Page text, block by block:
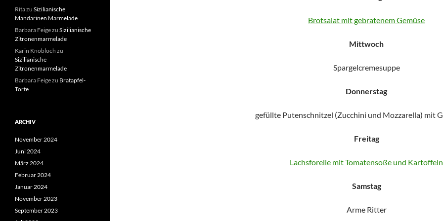
Brotsalat mit gebratenem Gemüse
Mittwoch
Spargelcremesuppe
Donnerstag
gefüllte Putenschnitzel (Zucchini und Mozzarella) mit
Freitag
Lachsforelle mit Tomatensoße und Kartoffeln
Samstag
Arme Ritter
Ritazu Sizilianische
Mandarinen Marmelade
Barbara Feigezu Sizilianische
Zitronenmarmelade
Karin Knobloch zu
Sizilianische
Zitronenmarmelade
Barbara Feigezu Bratapfel-
Torte
ARCHIV
November 2024
Juni 2024
März 2024
Februar 2024
Januar 2024
November 2023
September 2023